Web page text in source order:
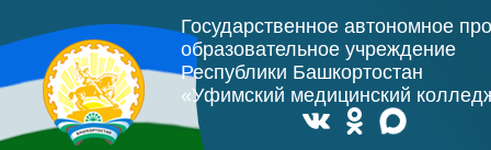
Государственное автономное
образовательное учреждение
Республики Башкортостан
«Уфимский медицинский